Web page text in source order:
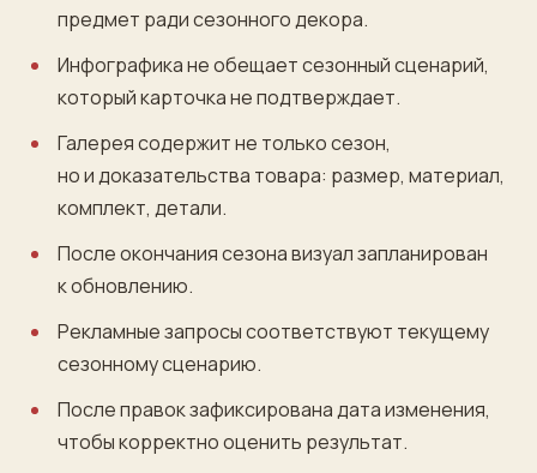
предмет ради сезонного декора.
Инфографика не обещает сезонный сценарий,
который карточка не подтверждает.
Галерея содержит не только сезон,
но и доказательства товара: размер, материал,
комплект, детали.
После окончания сезона визуал запланирован
к обновлению.
Рекламные запросы соответствуют текущему
сезонному сценарию.
После правок зафиксирована дата изменения,
чтобы корректно оценить результат.